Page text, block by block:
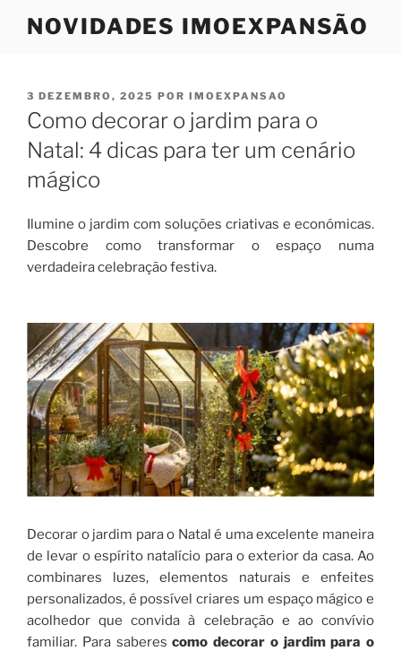
NOVIDADES IMOEXPANSÃO
PUBLICADO
EM
3 DEZEMBRO, 2025 POR IMOEXPANSAO
Como decorar o jardim para o
Natal: 4 dicas para ter um cenário
mágico
Ilumine o jardim com soluções criativas e económicas.
Descobre como transformar o espaço numa
verdadeira celebração festiva.
Decorar o jardim para o Natal é uma excelente maneira
de levar o espírito natalício para o exterior da casa. Ao
combinares luzes, elementos naturais e enfeites
personalizados, é possível criares um espaço mágico e
acolhedor que convida à celebração e ao convívio
familiar. Para saberescomo decorar o jardim para o